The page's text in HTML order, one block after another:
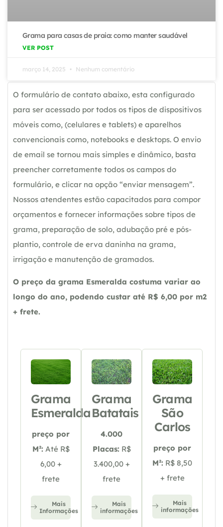
Grama para casas de praia: como manter saudável
VER POST
março 14, 2025 Nenhum comentário
O formulário de contato abaixo, esta configurado
para ser acessado por todos os tipos de dispositivos
móveis como, (celulares e tablets) e aparelhos
convencionais como, notebooks e desktops. O envio
de email se tornou mais simples e dinâmico, basta
preencher corretamente todos os campos do
formulário, e clicar na opção “enviar mensagem”.
Nossos atendentes estão capacitados para compor
orçamentos e fornecer informações sobre tipos de
grama, preparação de solo, adubação pré e pós-
plantio, controle de erva daninha na grama,
irrigação e manutenção de gramados.
O preço da grama Esmeralda costuma variar ao
longo do ano, podendo custar até R$ 6,00 por m2
+ frete.
Grama
Esmeralda
preço por
M²: Até R$
6,00 +
frete
Mais
Informações
Grama
Batatais
4.000
Placas: R$
3.400,00 +
frete
Mais
informações
Grama
São
Carlos
preço por
M²: R$ 8,50
+ frete
Mais
informações